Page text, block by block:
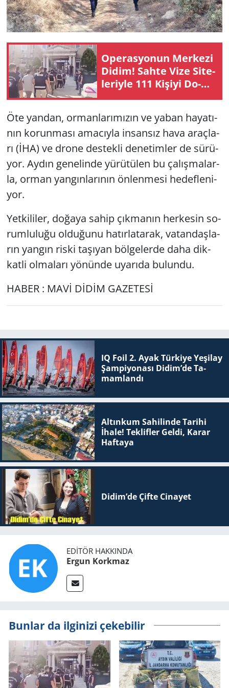
Ope­ras­yo­nun Mer­ke­zi
Didim! Sahte Vize Si­te­
le­riy­le 111 Ki­şi­yi Do­
lan­dı­ran Şe­be­ke­ye
Öte yan­dan, or­man­la­rı­mı­zın ve yaban ha­ya­tı­
nın ko­run­ma­sı ama­cıy­la in­san­sız hava araç­la­
rı (İHA) ve drone des­tek­li de­ne­tim­ler de sü­rü­
yor. Aydın ge­ne­lin­de yü­rü­tü­len bu ça­lış­ma­lar­
la, orman yan­gın­la­rı­nın ön­len­me­si he­def­le­ni­
yor.
Yet­ki­li­ler, do­ğa­ya sahip çık­ma­nın her­ke­sin so­
rum­lu­lu­ğu ol­du­ğu­nu ha­tır­la­ta­rak, va­tan­daş­la­
rın yan­gın riski ta­şı­yan böl­ge­ler­de daha dik­
kat­li ol­ma­la­rı yö­nün­de uya­rı­da bu­lun­du.
HABER : MAVİ DİDİM GAZETESİ
IQ Foil 2. Ayak Tür­ki­ye Ye­şi­lay
Şam­pi­yo­na­sı Didim’de Ta­
mam­lan­dı
Altınkum Sahilinde Tarihi
İhale! Teklifler Geldi, Karar
Haftaya
Didim’de Çifte Ci­na­yet
EDITÖR HAKKINDA
Ergun Korkmaz
Bunlar da ilginizi çekebilir